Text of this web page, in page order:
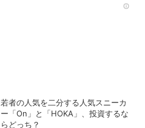
若者の人気を二分する人気スニーカ
ー「On」と「HOKA」、投資するな
らどっち？